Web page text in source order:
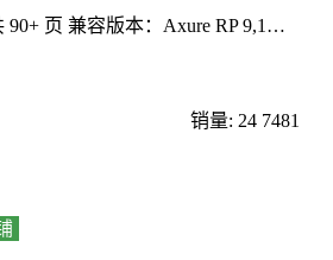
页 兼容版本：Axure RP 9,1…
销量: 24 7481